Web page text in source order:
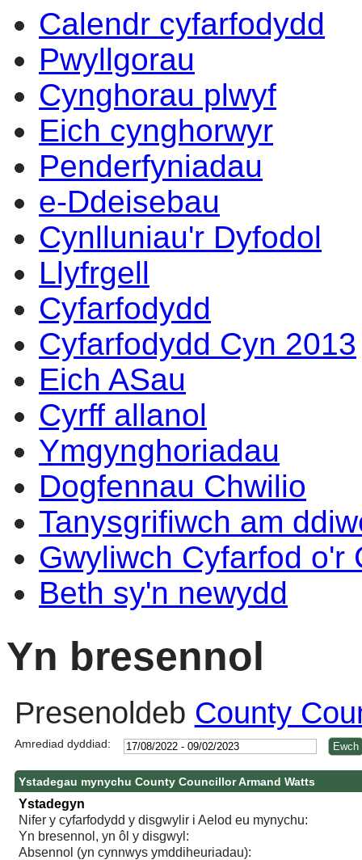
Calendr cyfarfodydd
Pwyllgorau
Cynghorau plwyf
Eich cynghorwyr
Penderfyniadau
e-Ddeisebau
Cynlluniau'r Dyfodol
Llyfrgell
Cyfarfodydd
Cyfarfodydd Cyn 2013
Eich ASau
Cyrff allanol
Ymgynghoriadau
Dogfennau Chwilio
Tanysgrifiwch am
Gwyliwch Cyfarfod o'r
Beth sy'n newydd
Yn bresennol
Presenoldeb County
Amrediad dyddiad:
Ystadegau mynychu County Councillor Armand Watts
Ystadegyn
Nifer y cyfarfodydd y disgwylir i Aelod eu mynychu:
Yn bresennol, yn ôl y disgwyl:
Absennol (yn cynnwys ymddiheuriadau):
14:00
14:00
14:00
14:00
10:0010:00
10:00